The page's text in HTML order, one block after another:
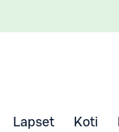
Lapset Koti